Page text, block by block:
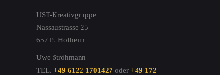
UST-Kreativgruppe
Nassaustrasse 25
65719 Hofheim
Uwe Ströhmann
TEL. +49 6122 1701427 oder +49 172